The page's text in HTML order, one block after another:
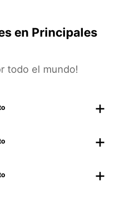
en Principales
todo el mundo!